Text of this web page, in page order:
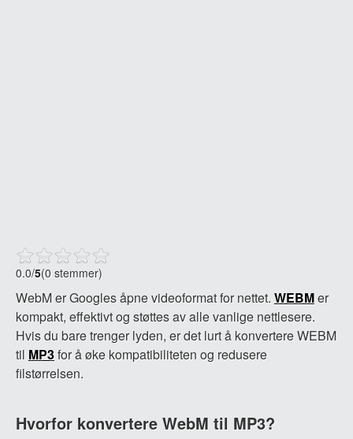
0.0/5(0 stemmer)
WebM er Googles åpne videoformat for nettet. WEBMer
kompakt, effektivt og støttes av alle vanlige nettlesere.
Hvis du bare trenger lyden, er det lurt å konvertere WEBM
til MP3for å øke kompatibiliteten og redusere
filstørrelsen.
Hvorfor konvertere WebM til MP3?